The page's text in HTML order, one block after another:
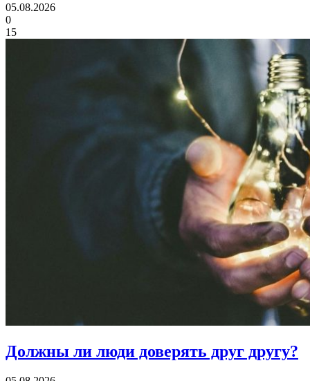
05.08.2026
0
15
Должны ли люди доверять друг другу?